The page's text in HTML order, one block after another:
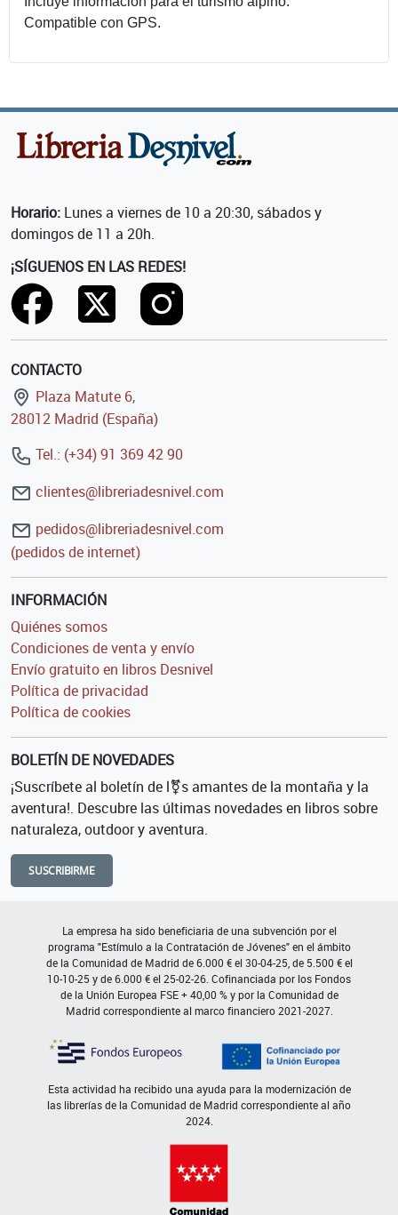
Compatible con GPS.
Horario: Lunes a viernes de 10 a 20:30, sábados y
domingos de 11 a 20h.
¡SÍGUENOS EN LAS REDES!
CONTACTO
Plaza Matute 6,
28012 Madrid (España)
Tel.: (+34) 91 369 42 90
clientes@libreriadesnivel.com
pedidos@libreriadesnivel.com
(pedidos de internet)
INFORMACIÓN
Quiénes somos
Condiciones de venta y envío
Envío gratuito en libros Desnivel
Política de privacidad
Política de cookies
BOLETÍN DE NOVEDADES
¡Suscríbete al boletín de l⚧s amantes de la montaña y la
aventura!. Descubre las últimas novedades en libros sobre
naturaleza, outdoor y aventura.
SUSCRIBIRME
La empresa ha sido beneficiaria de una subvención por el
programa "Estímulo a la Contratación de Jóvenes" en el ámbito
de la Comunidad de Madrid de 6.000 € el 30-04-25, de 5.500 € el
10-10-25 y de 6.000 € el 25-02-26. Cofinanciada por los Fondos
de la Unión Europea FSE + 40,00 % y por la Comunidad de
Madrid correspondiente al marco financiero 2021-2027.
Esta actividad ha recibido una ayuda para la modernización de
las librerías de la Comunidad de Madrid correspondiente al año
2024.